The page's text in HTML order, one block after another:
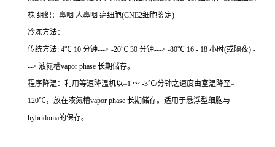
株 组织：鼻咽 人鼻咽 癌细胞(CNE2细胞鉴定)
冷冻方法：
传统方法: 4℃ 10 分钟---> -20℃ 30 分钟---> -80℃ 16 - 18 小时(或隔夜) -
--> 液氮槽vapor phase 长期储存。
程序降温：利用等速降温机以–1 ～ -3℃/分钟之速度由室温降至–
120℃，放在液氮槽vapor phase 长期储存。适用于悬浮型细胞与
hybridoma的保存。